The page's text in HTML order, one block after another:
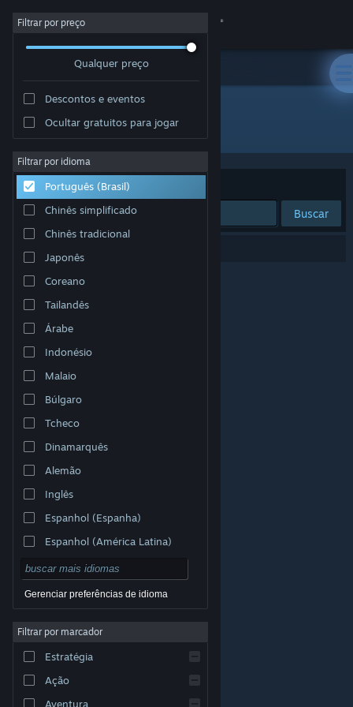
Iniciar sessão
Sobre
Suporte
Alterar idioma
Baixe o aplicativo móvel do Steam
Ver versão para computadores
© Valve Corporation. Todos os direitos reservados.
respectivos donos nos EUA e em outros países.
Acessibilidade
Reembolsos|Cookies
Filtrar por preço
Qualquer preço
Descontos e eventos
Ocultar gratuitos para jogar
Filtrar por idioma
Português (Brasil)
Chinês simplificado
Chinês tradicional
Japonês
Coreano
Tailandês
Árabe
Indonésio
Malaio
Búlgaro
Tcheco
Dinamarquês
Alemão
Inglês
Espanhol (Espanha)
Espanhol (América Latina)
Gerenciar preferências de idioma
Filtrar por marcador
Estratégia
Ação
Aventura
Distribuidora: Progress_Check
Ordenar por Relevância
Buscar